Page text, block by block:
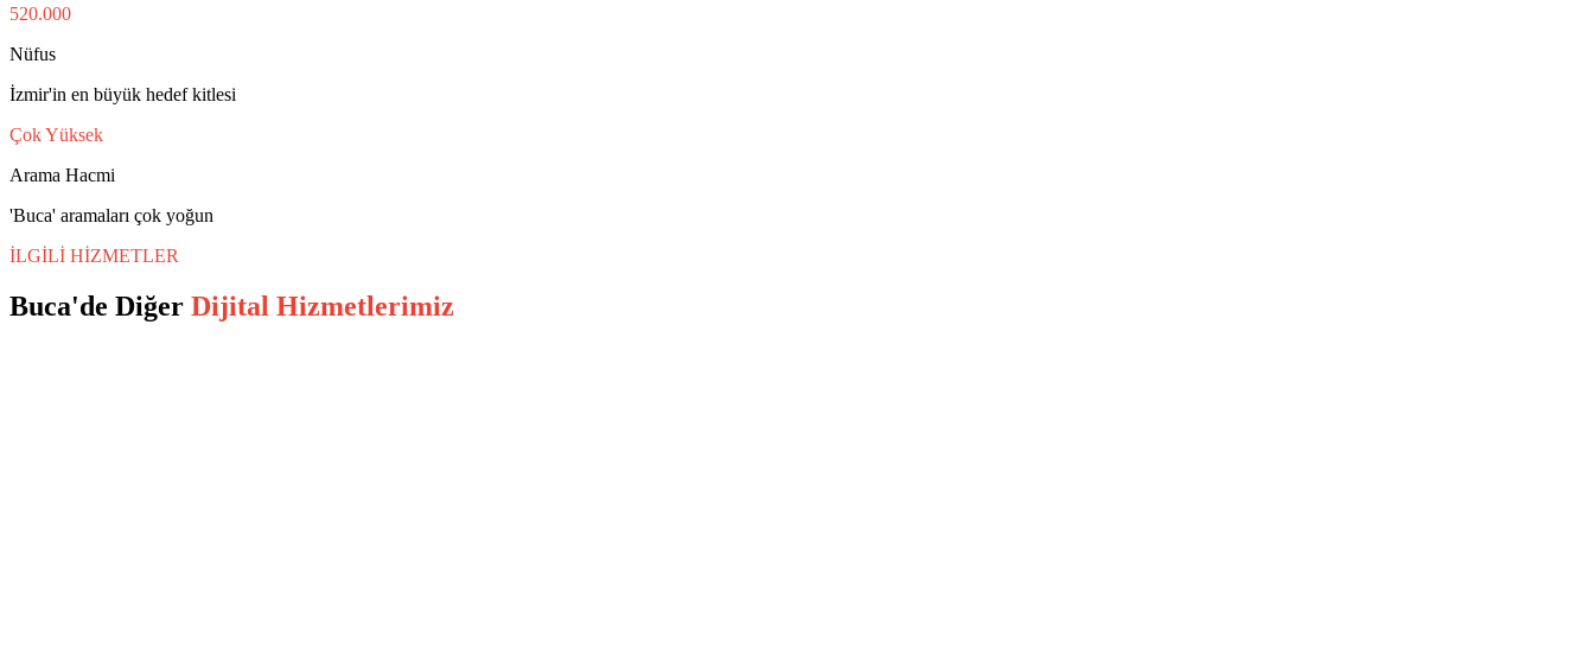
520.000
Nüfus
İzmir'in en büyük hedef kitlesi
Çok Yüksek
Arama Hacmi
'Buca' aramaları çok yoğun
İLGİLİ HİZMETLER
Buca'de Diğer Dijital Hizmetlerimiz